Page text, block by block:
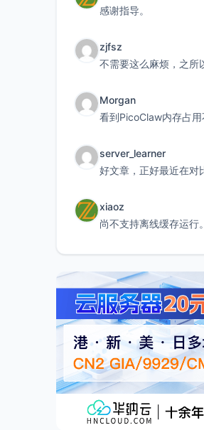
感谢指导。
zjfsz
Morgan
server_learner
xiaoz
尚不支持离线缓存运行。